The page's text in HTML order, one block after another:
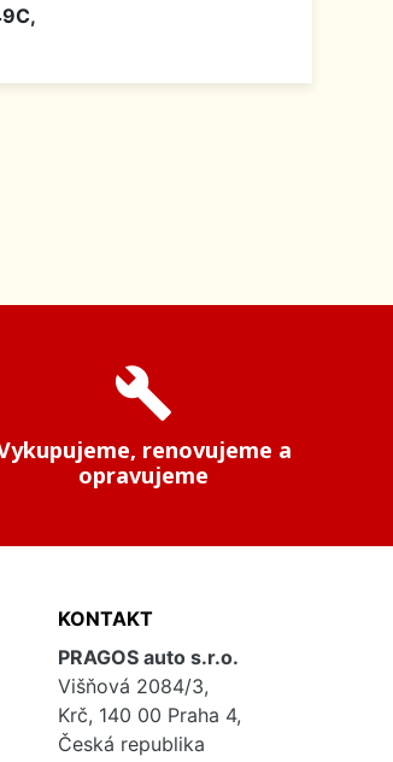
build
renovujeme a
opravujeme
KONTAKT
PRAGOS auto s.r.o.
Višňová 2084/3,
Krč, 140 00 Praha 4,
Česká republika